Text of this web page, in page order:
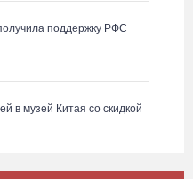
поддержку РФС
в музей Китая со скидкой